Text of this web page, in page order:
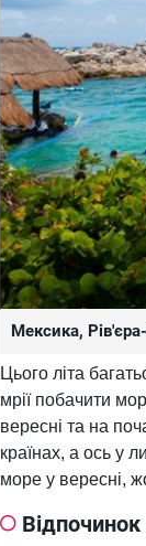
Мексика,
Цього літа
мрії побачити
вересні та на
країнах, а ось у
море у вересні,